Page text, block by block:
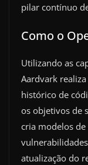
pilar contínuo
Como o
Utilizando as
Aardvark realiza
histórico de
os objetivos de
cria modelos
atualização do